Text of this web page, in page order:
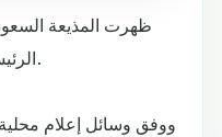
ظهرت المذيعة
الرئيسية للتلفزيون السعودي الرسمي.
ووفق وسائل إعلام